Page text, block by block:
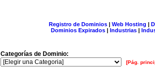
Registro de Dominios| Web Hosting |
Dominios Expirados | Industrias |
Categorías de Dominio:
[Pág.